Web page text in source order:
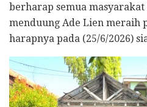
berharap semua
menduung Ade Lien meraih
harapnya pada (25/6/2026)